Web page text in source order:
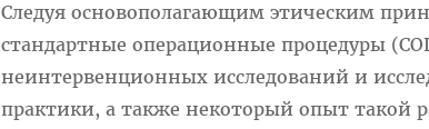
Следуя основополагающим этическим
стандартные операционные процедуры
неинтервенционных исследований и
практики, а также некоторый опыт такой